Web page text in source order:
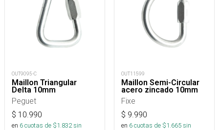
OUT9095-C
Maillon Triangular
Delta 10mm
Peguet
$ 10.990
en 6cuotas de $1.832sin
OUT11599
Maillon Semi-Circular
acero zincado 10mm
Fixe
$ 9.990
en 6cuotas de $1.665sin